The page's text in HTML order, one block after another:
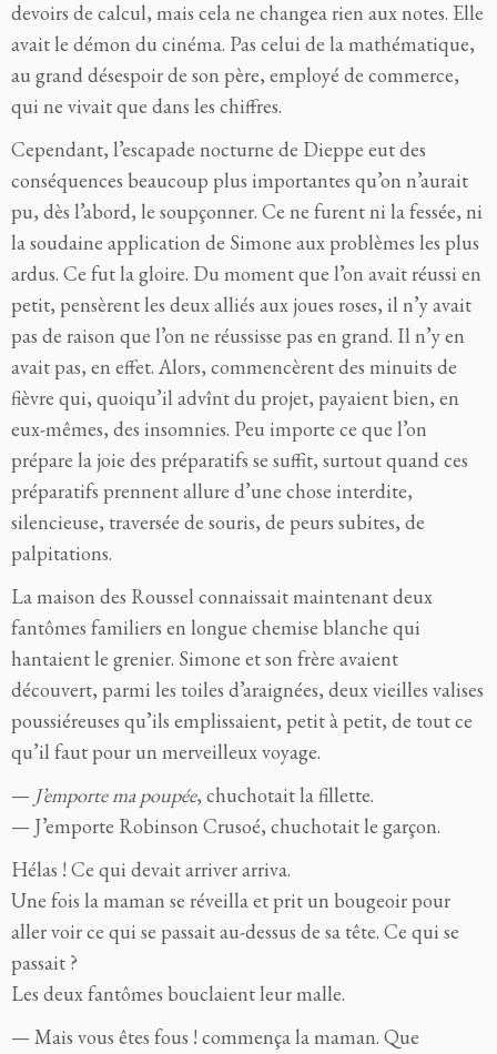
devoirs de calcul, mais cela ne changea rien aux notes. Elle
avait le démon du cinéma. Pas celui de la mathématique,
au grand désespoir de son père, employé de commerce,
qui ne vivait que dans les chiffres.
Cependant, l’escapade nocturne de Dieppe eut des
conséquences beaucoup plus importantes qu’on n’aurait
pu, dès l’abord, le soupçonner. Ce ne furent ni la fessée, ni
la soudaine application de Simone aux problèmes les plus
ardus. Ce fut la gloire. Du moment que l’on avait réussi en
petit, pensèrent les deux alliés aux joues roses, il n’y avait
pas de raison que l’on ne réussisse pas en grand. Il n’y en
avait pas, en effet. Alors, commencèrent des minuits de
fièvre qui, quoiqu’il advînt du projet, payaient bien, en
eux-mêmes, des insomnies. Peu importe ce que l’on
prépare la joie des préparatifs se suffit, surtout quand ces
préparatifs prennent allure d’une chose interdite,
silencieuse, traversée de souris, de peurs subites, de
palpitations.
La maison des Roussel connaissait maintenant deux
fantômes familiers en longue chemise blanche qui
hantaient le grenier. Simone et son frère avaient
découvert, parmi les toiles d’araignées, deux vieilles valises
poussiéreuses qu’ils emplissaient, petit à petit, de tout ce
qu’il faut pour un merveilleux voyage.
— J’emporte ma poupée, chuchotait la fillette.
— J’emporte Robinson Crusoé, chuchotait le garçon.
Hélas ! Ce qui devait arriver arriva.
Une fois la maman se réveilla et prit un bougeoir pour
aller voir ce qui se passait au-dessus de sa tête. Ce qui se
passait ?
Les deux fantômes bouclaient leur malle.
— Mais vous êtes fous ! commença la maman. Que